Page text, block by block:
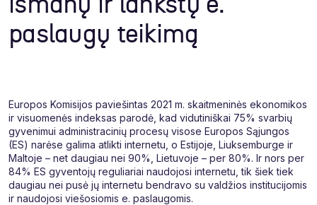
paslaugų teikimą
Europos Komisijos paviešintas 2021 m. skaitmeninės ekonomikos
ir visuomenės indeksas parodė, kad vidutiniškai 75% svarbių
gyvenimui administracinių procesų visose Europos Sąjungos
(ES) narėse galima atlikti internetu, o Estijoje, Liuksemburge ir
Maltoje – net daugiau nei 90%, Lietuvoje – per 80%. Ir nors per
84% ES gyventojų reguliariai naudojosi internetu, tik šiek tiek
daugiau nei pusė jų internetu bendravo su valdžios institucijomis
ir naudojosi viešosiomis e. paslaugomis.